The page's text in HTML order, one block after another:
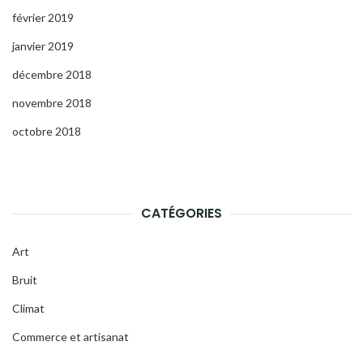
février 2019
janvier 2019
décembre 2018
novembre 2018
octobre 2018
CATÉGORIES
Art
Bruit
Climat
Commerce et artisanat